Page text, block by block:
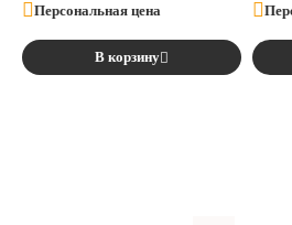
Персональная цена
В корзину